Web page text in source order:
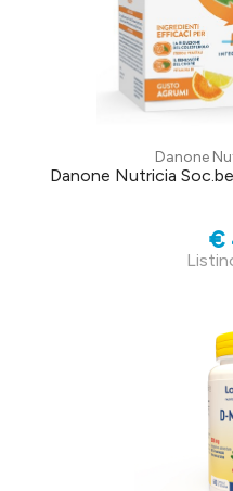
Danone
Danone Nutricia
€